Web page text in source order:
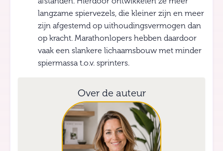
langzame spiervezels, die kleiner zijn en meer
zijn afgestemd op uithoudingsvermogen dan
op kracht. Marathonlopers hebben daardoor
vaak een slankere lichaamsbouw met minder
spiermassa t.o.v. sprinters.
Over de auteur